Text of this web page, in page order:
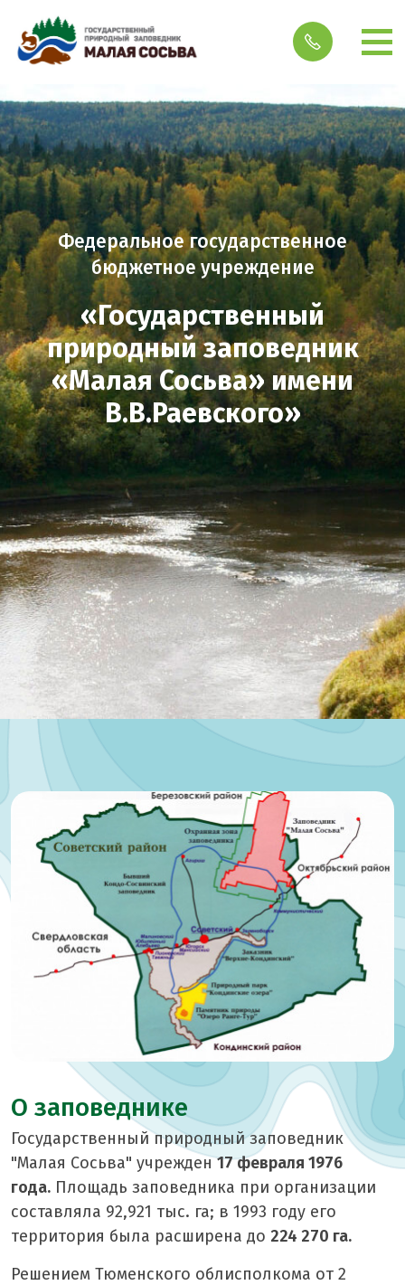
Федеральное государственное
бюджетное учреждение
«Государственный
природный заповедник
«Малая Сосьва» имени
В.В.Раевского»
О заповеднике
Государственный природный заповедник
"Малая Сосьва" учрежден17 февраля 1976
года. Площадь заповедника при организации
составляла 92,921 тыс. га; в 1993 году его
территория была расширена до 224 270 га.
Решением Тюменского облисполкома от 2